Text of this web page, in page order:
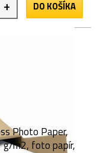
+ DO KOŠÍKA
Photo Paper,
m2, foto papír,